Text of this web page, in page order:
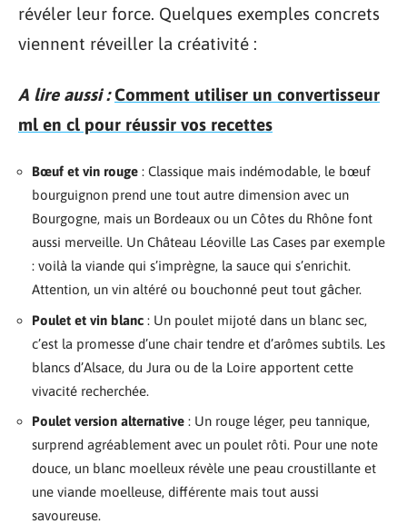
révéler leur force. Quelques exemples concrets
viennent réveiller la créativité :
A lire aussi : Comment utiliser un convertisseur
ml en cl pour réussir vos recettes
Bœuf et vin rouge : Classique mais indémodable, le bœuf
bourguignon prend une tout autre dimension avec un
Bourgogne, mais un Bordeaux ou un Côtes du Rhône font
aussi merveille. Un Château Léoville Las Cases par exemple
: voilà la viande qui s’imprègne, la sauce qui s’enrichit.
Attention, un vin altéré ou bouchonné peut tout gâcher.
Poulet et vin blanc : Un poulet mijoté dans un blanc sec,
c’est la promesse d’une chair tendre et d’arômes subtils. Les
blancs d’Alsace, du Jura ou de la Loire apportent cette
vivacité recherchée.
Poulet version alternative : Un rouge léger, peu tannique,
surprend agréablement avec un poulet rôti. Pour une note
douce, un blanc moelleux révèle une peau croustillante et
une viande moelleuse, différente mais tout aussi
savoureuse.